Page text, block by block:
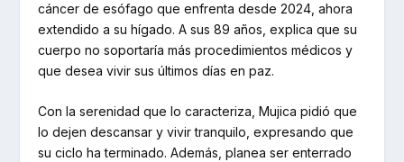
cáncer de esófago que enfrenta desde 2024, ahora
extendido a su hígado. A sus 89 años, explica que su
cuerpo no soportaría más procedimientos médicos y
que desea vivir sus últimos días en paz.
Con la serenidad que lo caracteriza, Mujica pidió que
lo dejen descansar y vivir tranquilo, expresando que
su ciclo ha terminado. Además, planea ser enterrado